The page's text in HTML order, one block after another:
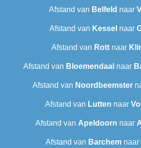
Afstand van Belfeld naar
Afstand van Kessel naar
Afstand van Rottnaar
Afstand van Bloemendaal naar
Afstand van Noordbeemster
Afstand van Lutten naar
Afstand van Apeldoorn naar
Afstand van Barchemnaar